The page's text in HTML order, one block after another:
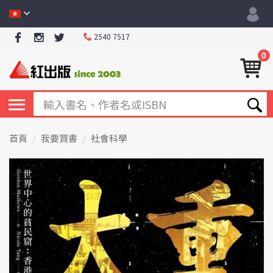
2540 7517
0
首頁 我要買書 社會科學